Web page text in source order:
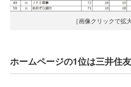
［画像クリックで拡
ホームページの1位は三井住